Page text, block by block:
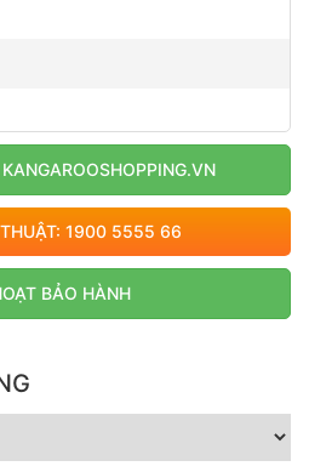
1900 5555 66
BẢO HÀNH